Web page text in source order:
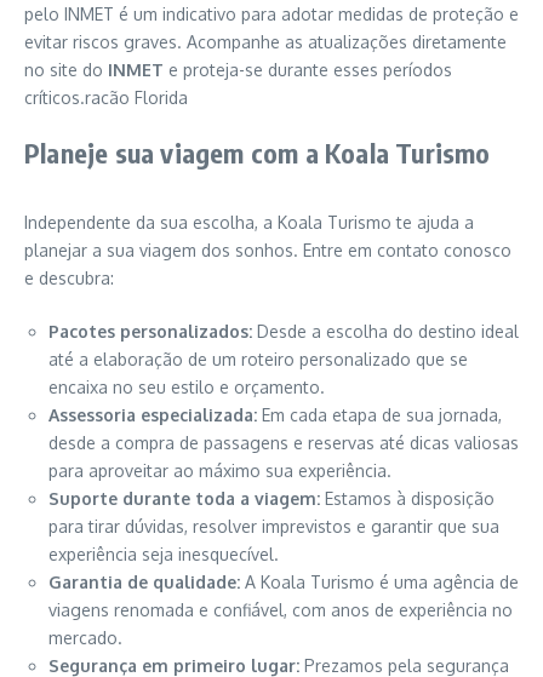
pelo INMET é um indicativo para adotar medidas de proteção e
evitar riscos graves. Acompanhe as atualizações diretamente
no site do INMET e proteja-se durante esses períodos
críticos.racão Florida
Planeje sua viagem com a Koala Turismo
Independente da sua escolha, a Koala Turismo te ajuda a
planejar a sua viagem dos sonhos. Entre em contato conosco
e descubra:
Pacotes personalizados: Desde a escolha do destino ideal
até a elaboração de um roteiro personalizado que se
encaixa no seu estilo e orçamento.
Assessoria especializada: Em cada etapa de sua jornada,
desde a compra de passagens e reservas até dicas valiosas
para aproveitar ao máximo sua experiência.
Suporte durante toda a viagem: Estamos à disposição
para tirar dúvidas, resolver imprevistos e garantir que sua
experiência seja inesquecível.
Garantia de qualidade: A Koala Turismo é uma agência de
viagens renomada e confiável, com anos de experiência no
mercado.
Segurança em primeiro lugar: Prezamos pela segurança